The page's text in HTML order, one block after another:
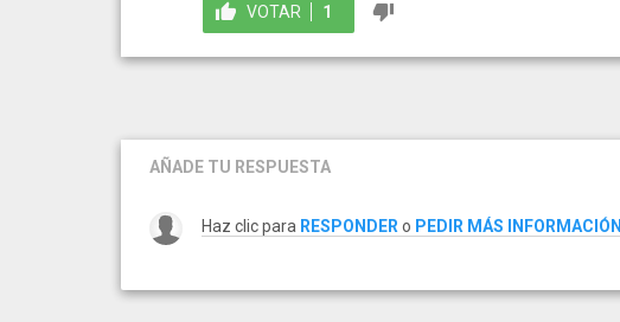
VOTAR 1
AÑADE TU RESPUESTA
Haz clic para RESPONDER o PEDIR MÁS INFORMACIÓN